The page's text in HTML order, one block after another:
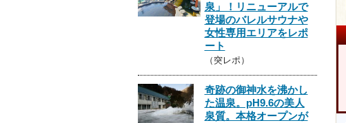
泉」！リニューアルで
登場のバレルサウナや
女性専用エリアをレポ
ート
（突レポ）
奇跡の御神水を沸かし
た温泉。pH9.6の美人
泉質。本格オープンが